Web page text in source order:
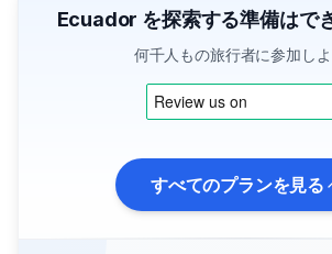
Ecuador を探索する準備はで
何千人もの旅行者に参加し
すべてのプランを見る